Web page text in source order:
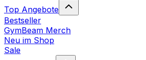
Top Angebote
Bestseller
GymBeam Merch
Neu im Shop
Sale